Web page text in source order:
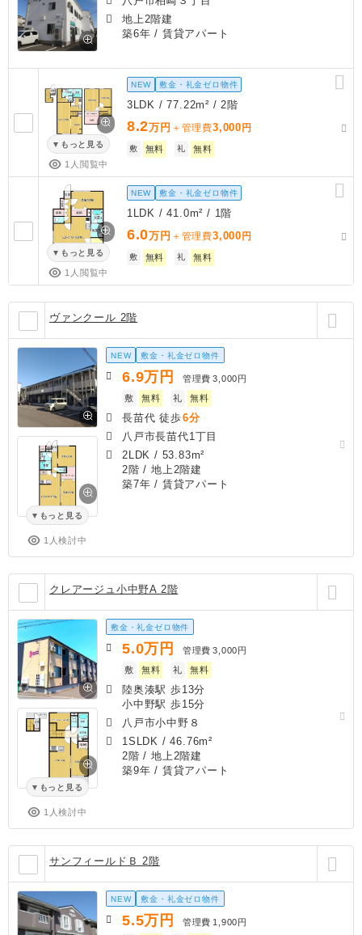
地上2階建
築6年 / 賃貸アパート
もっと見る
1人閲覧中
NEW 敷金・礼金ゼロ物件
3LDK / 77.22m² / 2階
8.2万円 ＋管理費3,000 円
敷 無料 礼 無料
もっと見る
1人閲覧中
NEW 敷金・礼金ゼロ物件
1LDK / 41.0m² / 1階
6.0万円 ＋管理費3,000 円
敷 無料 礼 無料
ヴァンクール 2階
もっと見る
1人検討中
NEW 敷金・礼金ゼロ物件
6.9万円 管理費 3,000円
敷
無料 礼 無料
長苗代 徒歩6分
八戸市長苗代1丁目
2LDK / 53.83m²
2階 / 地上2階建
築7年 / 賃貸アパート
クレアージュ小中野A 2階
もっと見る
1人検討中
敷金・礼金ゼロ物件
5.0万円 管理費 3,000円
敷
無料 礼 無料
陸奥湊駅 歩13分
小中野駅 歩15分
八戸市小中野８
1SLDK /46.76m²
2階 / 地上2階建
築9年 / 賃貸アパート
サンフィールドＢ 2階
NEW 敷金・礼金ゼロ物件
5.5万円 管理費 1,900円